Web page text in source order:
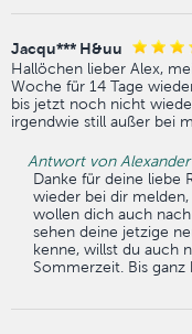
Jacqu*** H&uu
Hallöchen lieber Alex,
Woche für 14 Tage
bis jetzt noch nicht
irgendwie still außer bei
Antwort von
Danke für deine liebe
wieder bei dir
wollen dich auch
sehen deine jetzige
kenne, willst du auch
Sommerzeit. Bis ganz